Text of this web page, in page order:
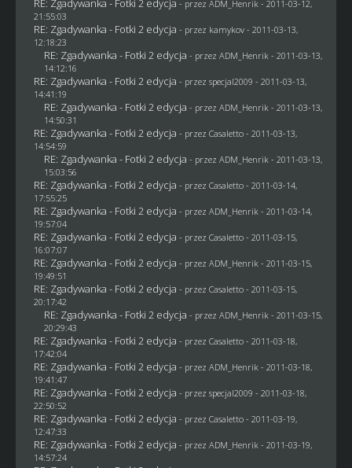
RE: Zgadywanka - Fotki 2 edycja - przez ADM_Henrik - 2011-03-12,
21:55:03
RE: Zgadywanka - Fotki 2 edycja - przez kamykov- 2011-03-13,
12:18:23
RE: Zgadywanka - Fotki 2 edycja - przez ADM_Henrik - 2011-03-13,
14:12:16
RE: Zgadywanka - Fotki 2 edycja - przez specjal2009 - 2011-03-13,
14:41:19
RE: Zgadywanka - Fotki 2 edycja - przez ADM_Henrik - 2011-03-13,
14:50:31
RE: Zgadywanka - Fotki 2 edycja - przez Casaletto- 2011-03-13,
14:54:59
RE: Zgadywanka - Fotki 2 edycja - przez ADM_Henrik - 2011-03-13,
15:03:56
RE: Zgadywanka - Fotki 2 edycja - przez Casaletto- 2011-03-14,
17:55:25
RE: Zgadywanka - Fotki 2 edycja - przez ADM_Henrik - 2011-03-14,
19:57:04
RE: Zgadywanka - Fotki 2 edycja - przez Casaletto- 2011-03-15,
16:07:07
RE: Zgadywanka - Fotki 2 edycja - przez ADM_Henrik - 2011-03-15,
19:49:51
RE: Zgadywanka - Fotki 2 edycja - przez Casaletto- 2011-03-15,
20:17:42
RE: Zgadywanka - Fotki 2 edycja - przez ADM_Henrik - 2011-03-15,
20:29:43
RE: Zgadywanka - Fotki 2 edycja - przez Casaletto- 2011-03-18,
17:42:04
RE: Zgadywanka - Fotki 2 edycja - przez ADM_Henrik - 2011-03-18,
19:41:47
RE: Zgadywanka - Fotki 2 edycja - przez specjal2009 - 2011-03-18,
22:50:52
RE: Zgadywanka - Fotki 2 edycja - przez Casaletto- 2011-03-19,
12:47:33
RE: Zgadywanka - Fotki 2 edycja - przez ADM_Henrik - 2011-03-19,
14:57:24